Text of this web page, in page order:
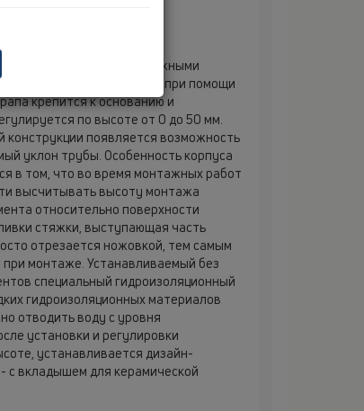
DRAIN" с 3-мя монтажными
вставками при помощи
крепится к основанию и
по высоте от 0 до 50 мм.
конструкции появляется возможность
уклон трубы. Особенность корпуса
в том, что во время монтажных работ
высчитывать высоту монтажа
относительно поверхности
стяжки, выступающая часть
отрезается ножовкой, тем самым
монтаже. Устанавливаемый без
специальный гидроизоляционный
гидроизоляционных материалов
отводить воду с уровня
установки и регулировки
устанавливается дизайн-
с вкладышем для керамической